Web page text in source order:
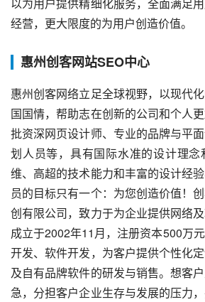
经营，更大限度的为用户创造价值。
惠州创客网站SEO中心
惠州创客网络立足全球视野，以现代
国国情，帮助志在创新的公司和个人
批资深网页设计师、专业的品牌与平
划人员等，具有国际水准的设计理
维、高超的技术能力和丰富的设计经
员的目标只有一个：为您创造价值！
创有限公司，致力于为企业提供网络
成立于2002年11月，注册资本500万
开发、软件开发，为客户提供个性化
及自有品牌软件的研发与销售。想客
急，分担客户企业生存与发展的压力